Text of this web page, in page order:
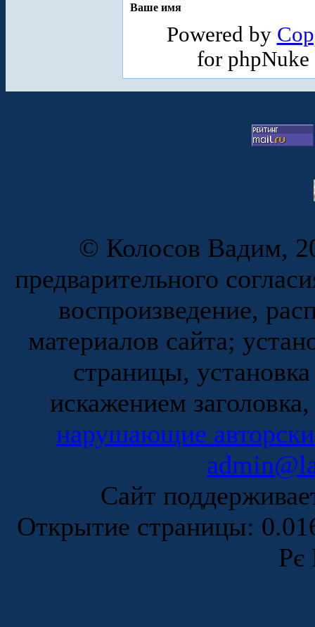
Ваше имя
Powered by
for
© Колосов Вадим,
предварительного
воспроизведение,
материалов сайта;
страницы,
искажением
нарушающие
Сайт
Открытие страницы:
Рє